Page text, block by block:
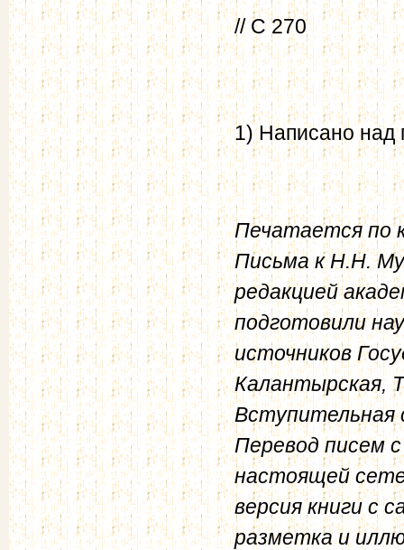
// С 270
1) Написано над
Печатается по
Письма к Н.Н.
редакцией
подготовили
источников
Калантырская,
Перевод писем
настоящей
версия книги с
разметка и